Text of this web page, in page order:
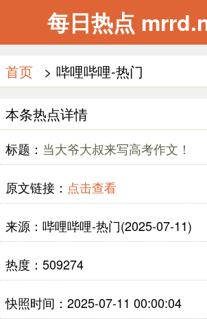
每日热点
首页 > 哔哩哔哩-热门
本条热点详情
标题： 当大爷大叔来写高考作文！
原文链接： 点击查看
来源：哔哩哔哩-热门(2025-07-11)
热度：509274
快照时间：2025-07-11 00:00:04